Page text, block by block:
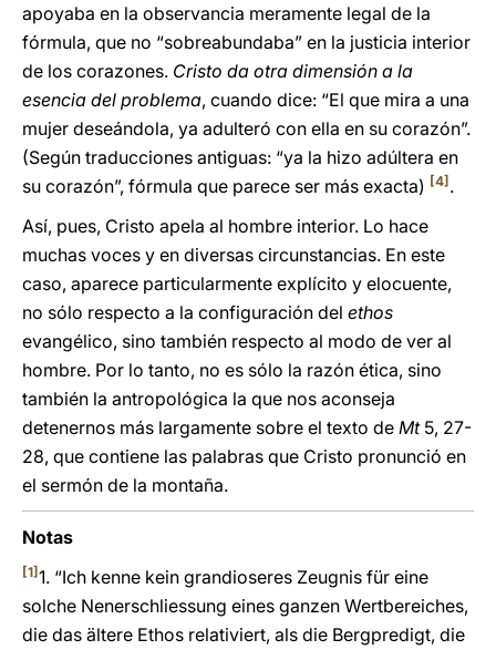
apoyaba en la observancia meramente legal de la
fórmula, que no “sobreabundaba” en la justicia interior
de los corazones. Cristo da otra dimensión a la
esencia del problema, cuando dice: “El que mira a una
mujer deseándola, ya adulteró con ella en su corazón”.
(Según traducciones antiguas: “ya la hizo adúltera en
su corazón”, fórmula que parece ser más exacta) [4] .
Así, pues, Cristo apela al hombre interior. Lo hace
muchas voces y en diversas circunstancias. En este
caso, aparece particularmente explícito y elocuente,
no sólo respecto a la configuración del ethos
evangélico, sino también respecto al modo de ver al
hombre. Por lo tanto, no es sólo la razón ética, sino
también la antropológica la que nos aconseja
detenernos más largamente sobre el texto de Mt5, 27-
28, que contiene las palabras que Cristo pronunció en
el sermón de la montaña.
Notas
[1] 1. “Ich kenne kein grandioseres Zeugnis für eine
solche Nenerschliessung eines ganzen Wertbereiches,
die das ältere Ethos relativiert, als die Bergpredigt, die